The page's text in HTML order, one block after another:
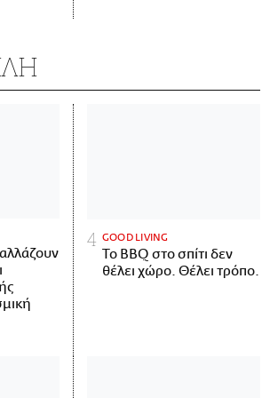
GOOD LIVING
Το BBQ στο σπίτι δεν
θέλει χώρο. Θέλει τρόπο.